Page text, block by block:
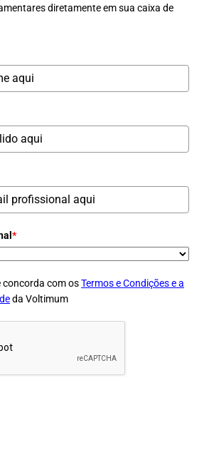
diretamente em sua caixa de
*
concorda com osTermos e Condições e a
da Voltimum